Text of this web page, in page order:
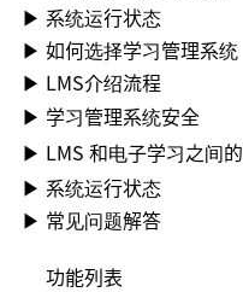
▶ 系统运行状态
▶ 如何选择学习管理系统
▶ LMS介绍流程
▶ 学习管理系统安全
▶ LMS 和电子学习之间
▶ 系统运行状态
▶ 常见问题解答
功能列表